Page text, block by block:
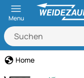
Menu
Home